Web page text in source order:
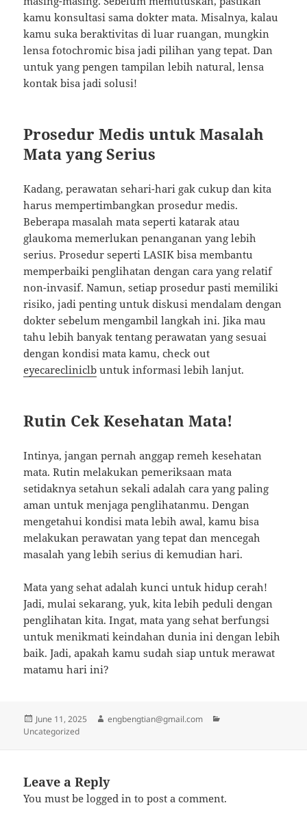
kamu konsultasi sama dokter mata. Misalnya, kalau
kamu suka beraktivitas di luar ruangan, mungkin
lensa fotochromic bisa jadi pilihan yang tepat. Dan
untuk yang pengen tampilan lebih natural, lensa
kontak bisa jadi solusi!
Prosedur Medis untuk Masalah
Mata yang Serius
Kadang, perawatan sehari-hari gak cukup dan kita
harus mempertimbangkan prosedur medis.
Beberapa masalah mata seperti katarak atau
glaukoma memerlukan penanganan yang lebih
serius. Prosedur seperti LASIK bisa membantu
memperbaiki penglihatan dengan cara yang relatif
non-invasif. Namun, setiap prosedur pasti memiliki
risiko, jadi penting untuk diskusi mendalam dengan
dokter sebelum mengambil langkah ini. Jika mau
tahu lebih banyak tentang perawatan yang sesuai
dengan kondisi mata kamu, check out
eyecarecliniclb untuk informasi lebih lanjut.
Rutin Cek Kesehatan Mata!
Intinya, jangan pernah anggap remeh kesehatan
mata. Rutin melakukan pemeriksaan mata
setidaknya setahun sekali adalah cara yang paling
aman untuk menjaga penglihatanmu. Dengan
mengetahui kondisi mata lebih awal, kamu bisa
melakukan perawatan yang tepat dan mencegah
masalah yang lebih serius di kemudian hari.
Mata yang sehat adalah kunci untuk hidup cerah!
Jadi, mulai sekarang, yuk, kita lebih peduli dengan
penglihatan kita. Ingat, mata yang sehat berfungsi
untuk menikmati keindahan dunia ini dengan lebih
baik. Jadi, apakah kamu sudah siap untuk merawat
matamu hari ini?
Posted
on
June 11, 2025 Author
engbengtian@gmail.com
Uncategorized
Leave a Reply
You must belogged in to post a comment.